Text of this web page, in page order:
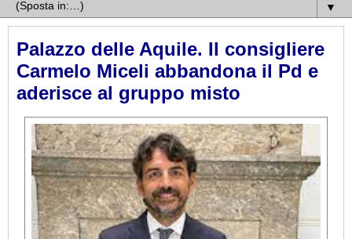
▼
Palazzo delle Aquile. Il consigliere
Carmelo Miceli abbandona il Pd e
aderisce al gruppo misto